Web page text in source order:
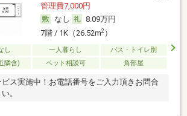
管理費7,000円
なし
8.09万円
7階 / 1K（26.52m2）
し 一人暮らし
バス・トイレ別
隣含)
ペット相談可 角部屋
ス実施中！お電話番号をご入力頂きお問合
。